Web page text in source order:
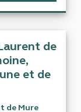
de
et de
de Mure